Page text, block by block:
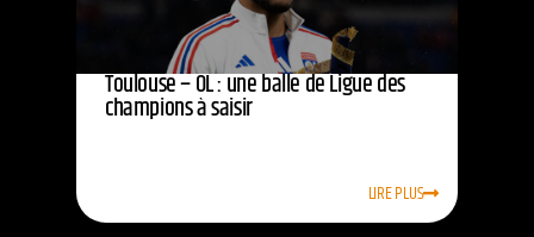
Toulouse – OL : une balle de Ligue des
champions à saisir
LIRE PLUS